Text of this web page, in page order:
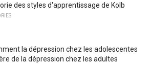
des styles d'apprentissage de Kolb
la dépression chez les adolescentes
de la dépression chez les adultes